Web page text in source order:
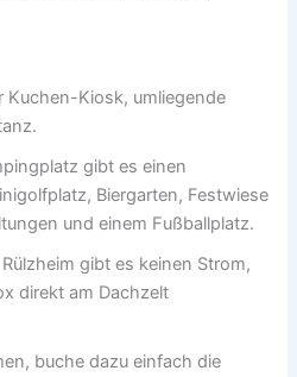
Kuchen-Kiosk, umliegende
gibt es einen
Biergarten, Festwiese
und einem Fußballplatz.
Rülzheim gibt es keinen Strom,
direkt am Dachzelt
buche dazu einfach die